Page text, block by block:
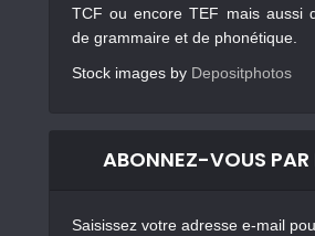
TCF ou encore TEF mais aussi
de grammaire et de phonétique.
Stock images by Depositphotos
ABONNEZ-VOUS
Saisissez votre adresse e-mail